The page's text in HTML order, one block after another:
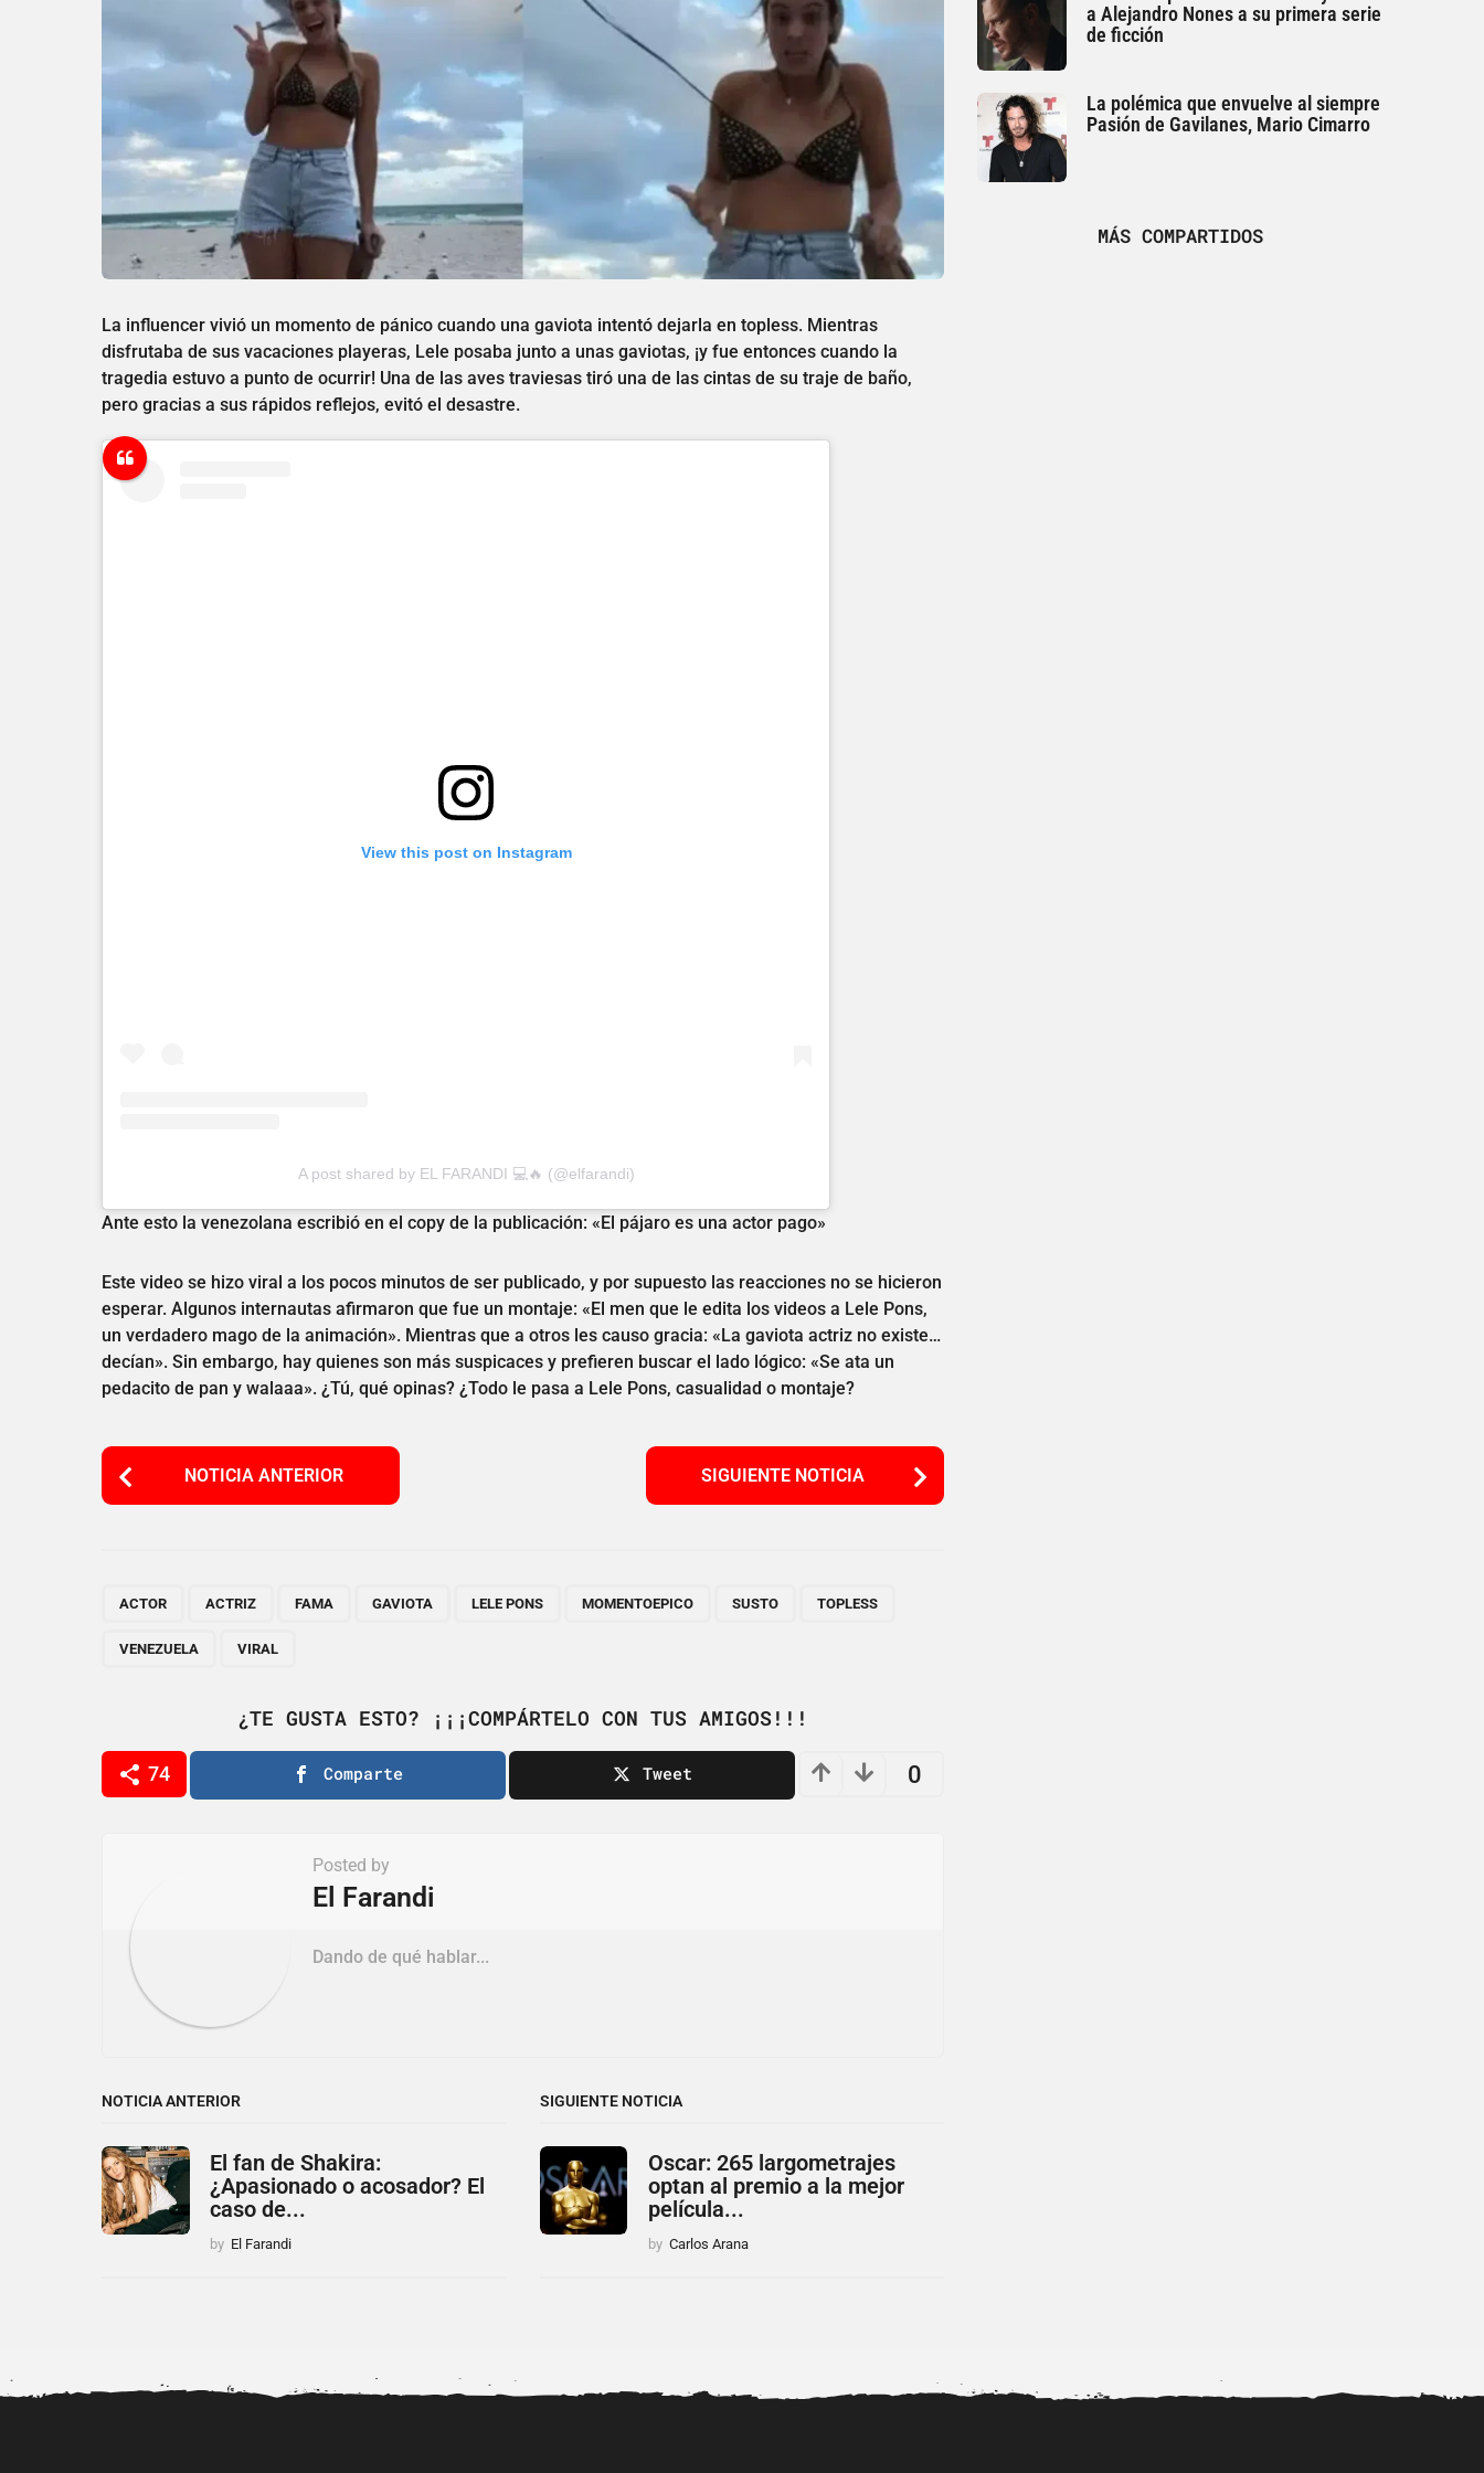
La influencer vivió un momento de pánico cuando una gaviota intentó dejarla en topless. Mientras
disfrutaba de sus vacaciones playeras, Lele posaba junto a unas gaviotas, ¡y fue entonces cuando la
tragedia estuvo a punto de ocurrir! Una de las aves traviesas tiró una de las cintas de su traje de baño,
pero gracias a sus rápidos reflejos, evitó el desastre.
View this post on Instagram
A post shared by EL FARANDI 💻🔥 (@elfarandi)
Ante esto la venezolana escribió en el copy de la publicación: «El pájaro es una actor pago»
Este video se hizo viral a los pocos minutos de ser publicado, y por supuesto las reacciones no se hicieron
esperar. Algunos internautas afirmaron que fue un montaje: «El men que le edita los videos a Lele Pons,
un verdadero mago de la animación». Mientras que a otros les causo gracia: «La gaviota actriz no existe…
decían». Sin embargo, hay quienes son más suspicaces y prefieren buscar el lado lógico: «Se ata un
pedacito de pan y walaaa». ¿Tú, qué opinas? ¿Todo le pasa a Lele Pons, casualidad o montaje?
P
o
P
n
a
NOTICIA ANTERIOR SIGUIENTE NOTICIA
ACTOR ACTRIZ FAMA GAVIOTA LELE PONS MOMENTOEPICO SUSTO TOPLESS
VENEZUELA VIRAL
¿TE GUSTA ESTO? ¡¡¡COMPÁRTELO CON TUS AMIGOS!!!
74 0
Comparte Tweet
Posted by
El Farandi
Dando de qué hablar...
NOTICIA ANTERIOR
El fan de Shakira:
¿Apasionado o acosador? El
caso de...
by El Farandi
SIGUIENTE NOTICIA
Oscar: 265 largometrajes
optan al premio a la mejor
película...
by Carlos Arana
a Alejandro Nones a su primera serie
de ficción
La polémica que envuelve al siempre
Pasión de Gavilanes, Mario Cimarro
MÁS COMPARTIDOS